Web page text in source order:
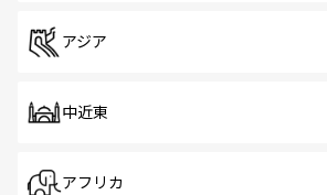
アジア
中近東
アフリカ